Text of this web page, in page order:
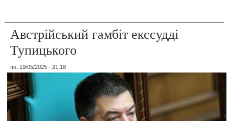
Австрійський гамбіт екссудді
Тупицького
пн, 19/05/2025 - 21:18